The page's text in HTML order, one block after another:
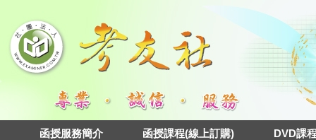
函授服務簡介 函授課程(線上訂購) DVD課